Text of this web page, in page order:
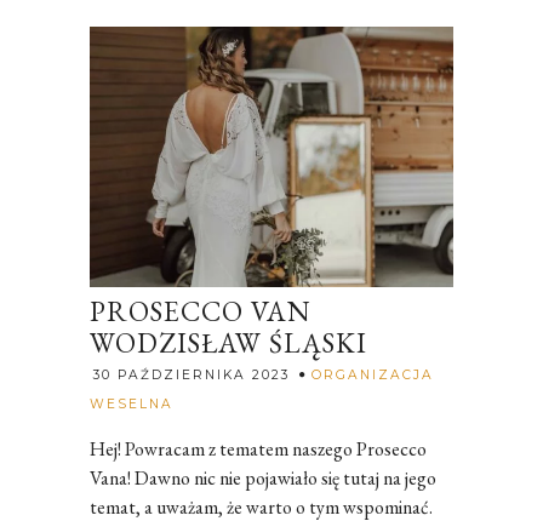
PROSECCO VAN
WODZISŁAW ŚLĄSKI
30 PAŹDZIERNIKA 2023
ORGANIZACJA
WESELNA
Hej! Powracam z tematem naszego Prosecco
Vana! Dawno nic nie pojawiało się tutaj na jego
temat, a uważam, że warto o tym wspominać.